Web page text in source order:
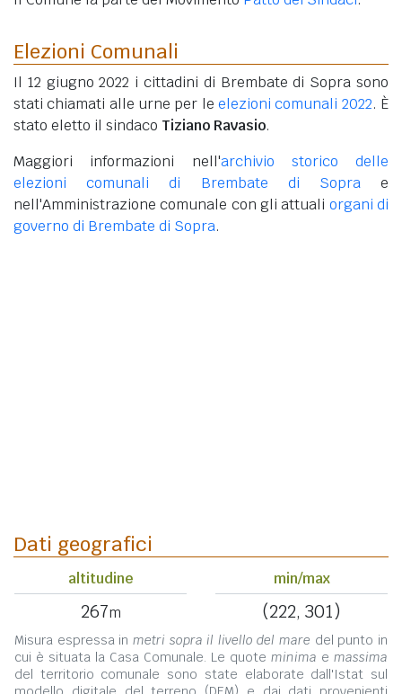
Elezioni Comunali
Il 12 giugno 2022 i cittadini di Brembate di Sopra sono
stati chiamati alle urne per le elezioni comunali 2022. È
stato eletto il sindaco Tiziano Ravasio.
Maggiori informazioni nell'archivio storico delle
elezioni comunali di Brembate di Soprae
nell'Amministrazione comunale con gli attuali organi di
governo di Brembate di Sopra.
Dati geografici
altitudine
267m
min/max
(222, 301)
Misura espressa in metri sopra il livello del mare del punto in
cui è situata la Casa Comunale. Le quote minima e massima
del territorio comunale sono state elaborate dall'Istat sul